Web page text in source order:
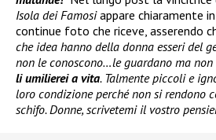
Isola dei Famosiappare chiaramente
continue foto che riceve, asserendo
che idea hanno della donna esseri del
non le conoscono…le guardano ma non
li umilierei a vita. Talmente piccoli e
loro condizione perché non si rendono
schifo. Donne, scrivetemi il vostro